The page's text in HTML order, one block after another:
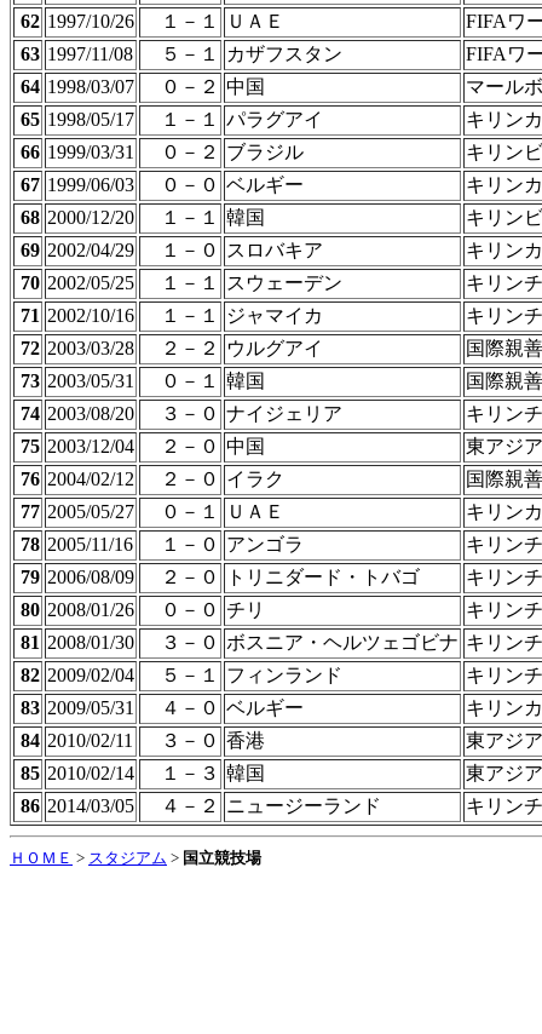
62 1997/10/26 １－１ ＵＡＥ
FIFAワ
63 1997/11/08 ５－１ カザフスタン
FIFAワ
64 1998/03/07 ０－２ 中国
マール
65 1998/05/17 １－１ パラグアイ
キリン
66 1999/03/31 ０－２ ブラジル
キリン
67 1999/06/03 ０－０ ベルギー
キリン
68 2000/12/20 １－１ 韓国
キリン
69 2002/04/29 １－０ スロバキア
キリン
70 2002/05/25 １－１ スウェーデン
キリン
71 2002/10/16 １－１ ジャマイカ
キリン
72 2003/03/28 ２－２ ウルグアイ
国際親
73 2003/05/31 ０－１ 韓国
国際親
74 2003/08/20 ３－０ ナイジェリア
キリン
75 2003/12/04 ２－０ 中国
東アジ
76 2004/02/12 ２－０ イラク
国際親
77 2005/05/27 ０－１ ＵＡＥ
キリン
78 2005/11/16 １－０ アンゴラ
キリン
79 2006/08/09 ２－０ トリニダード・トバゴ
キリン
80 2008/01/26 ０－０ チリ
キリン
81 2008/01/30 ３－０ ボスニア・ヘルツェゴビナ キリン
82 2009/02/04 ５－１ フィンランド
キリン
83 2009/05/31 ４－０ ベルギー
キリン
84 2010/02/11 ３－０ 香港
東アジ
85 2010/02/14 １－３ 韓国
東アジ
86 2014/03/05 ４－２ ニュージーランド キリン
ＨＯＭＥ > スタジアム > 国立競技場